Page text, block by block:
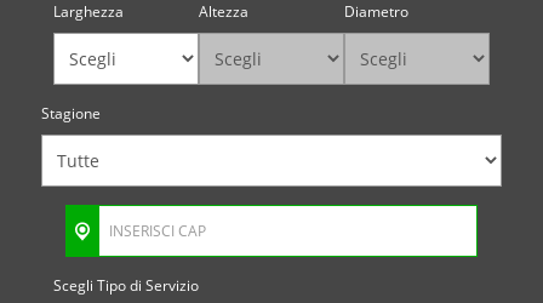
Larghezza
Altezza Diametro
Stagione
Scegli Tipo di Servizio